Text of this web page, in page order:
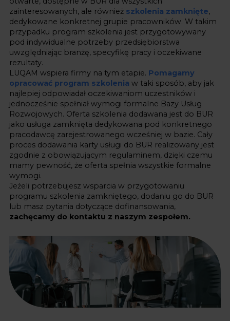
zainteresowanych, ale również szkolenia zamknięte,
dedykowane konkretnej grupie pracowników. W takim
przypadku program szkolenia jest przygotowywany
pod indywidualne potrzeby przedsiębiorstwa
uwzględniając branżę, specyfikę pracy i oczekiwane
rezultaty.
LUQAM wspiera firmy na tym etapie. Pomagamy
opracować program szkolenia w taki sposób, aby jak
najlepiej odpowiadał oczekiwaniom uczestników i
jednocześnie spełniał wymogi formalne Bazy Usług
Rozwojowych. Oferta szkolenia dodawana jest do BUR
jako usługa zamknięta dedykowana pod konkretnego
pracodawcę zarejestrowanego wcześniej w bazie. Cały
proces dodawania karty usługi do BUR realizowany jest
zgodnie z obowiązującym regulaminem, dzięki czemu
mamy pewność, że oferta spełnia wszystkie formalne
wymogi.
Jeżeli potrzebujesz wsparcia w przygotowaniu
programu szkolenia zamkniętego, dodaniu go do BUR
lub masz pytania dotyczące dofinansowania,
zachęcamy do kontaktu z naszym zespołem.